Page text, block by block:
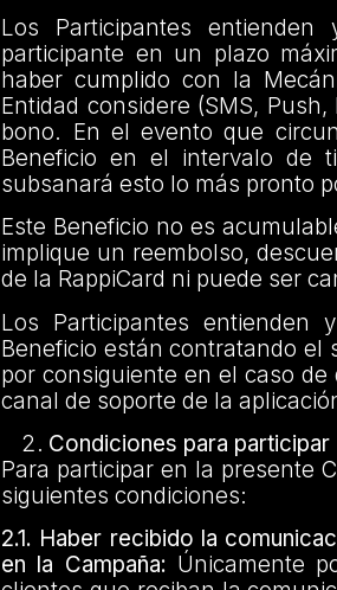
Los Participantes
participante en un plazo
haber cumplido con la
Entidad considere (SMS,
bono. En el evento que
Beneficio en el intervalo de
subsanará esto lo más pronto
Este Beneficio no es
implique un reembolso,
de la RappiCard ni puede ser
Los Participantes
Beneficio están contratando el
por consiguiente en el caso
canal de soporte de la
Condiciones para participar
Para participar en la presente
siguientes condiciones:
2.1. Haber recibido la
en la Campaña: Únicamente